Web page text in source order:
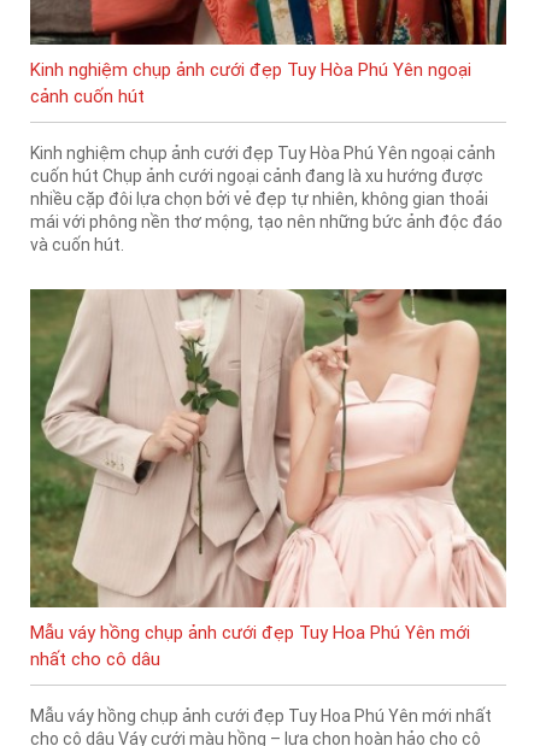
Kinh nghiệm chụp ảnh cưới đẹp Tuy Hòa Phú Yên ngoại
cảnh cuốn hút
Kinh nghiệm chụp ảnh cưới đẹp Tuy Hòa Phú Yên ngoại cảnh
cuốn hút Chụp ảnh cưới ngoại cảnh đang là xu hướng được
nhiều cặp đôi lựa chọn bởi vẻ đẹp tự nhiên, không gian thoải
mái với phông nền thơ mộng, tạo nên những bức ảnh độc đáo
và cuốn hút.
Mẫu váy hồng chụp ảnh cưới đẹp Tuy Hoa Phú Yên mới
nhất cho cô dâu
Mẫu váy hồng chụp ảnh cưới đẹp Tuy Hoa Phú Yên mới nhất
cho cô dâu Váy cưới màu hồng – lựa chọn hoàn hảo cho cô